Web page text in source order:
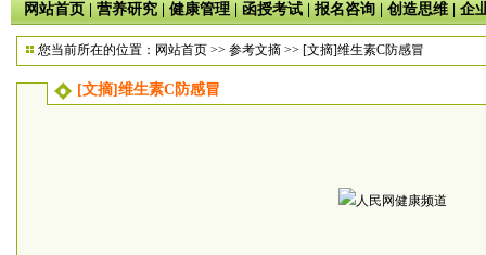
网站首页 营养研究 健康管理 函授考试 报名咨询 创造思维| 企
您当前所在的位置： 网站首页 >> 参考文摘 >> [文摘]维生素C防感冒
[文摘]维生素C防感冒